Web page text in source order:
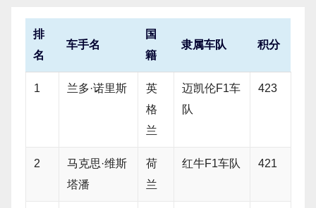
排
名
车手名
国
籍
隶属车队 积分
1 兰多·诺里斯
英
格
兰
迈凯伦F1车
队
423
2
马克思·维斯
塔潘
荷
兰
红牛F1车队 421